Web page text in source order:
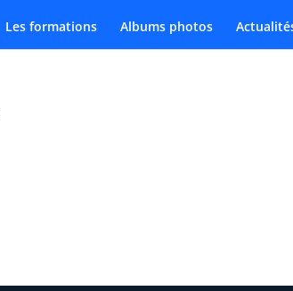
Les formations Albums photos